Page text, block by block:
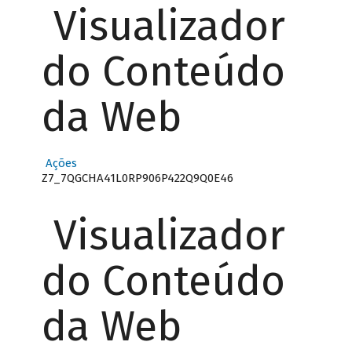
Visualizador
do Conteúdo
da Web
Ações
Z7_7QGCHA41L0RP906P422Q9Q0E46
Visualizador
do Conteúdo
da Web